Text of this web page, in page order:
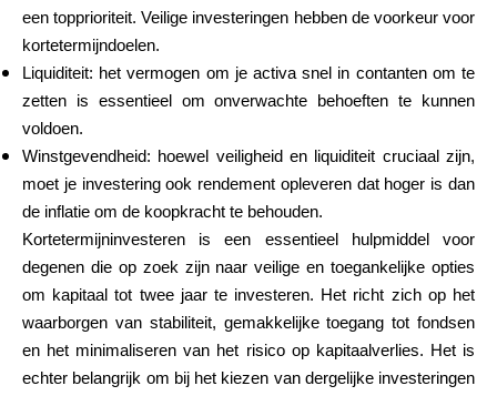
Neem contact op
Hulp
Mijn Account
Financiering krijgen
een topprioriteit. Veilige investeringen hebben de voorkeur voor
kortetermijndoelen.
Liquiditeit: het vermogen om je activa snel in contanten om te
zetten is essentieel om onverwachte behoeften te kunnen
voldoen.
Winstgevendheid: hoewel veiligheid en liquiditeit cruciaal zijn,
moet je investering ook rendement opleveren dat hoger is dan
de inflatie om de koopkracht te behouden.
Kortetermijninvesteren is een essentieel hulpmiddel voor
degenen die op zoek zijn naar veilige en toegankelijke opties
om kapitaal tot twee jaar te investeren. Het richt zich op het
waarborgen van stabiliteit, gemakkelijke toegang tot fondsen
en het minimaliseren van het risico op kapitaalverlies. Het is
echter belangrijk om bij het kiezen van dergelijke investeringen